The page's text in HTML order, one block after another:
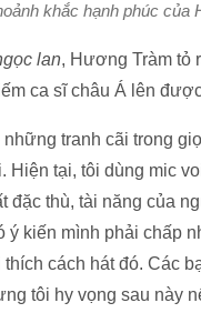
khắc hạnh phúc của
lan, Hương Tràm tỏ
ca sĩ châu Á lên
những tranh cãi trong
Hiện tại, tôi dùng mic
đặc thù, tài năng của
ý kiến mình phải chấp
thích cách hát đó. Các
tôi hy vọng sau này